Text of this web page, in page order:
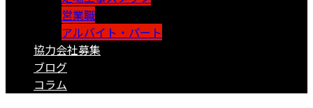
営業職
アルバイト・パート
協力会社募集
ブログ
コラム